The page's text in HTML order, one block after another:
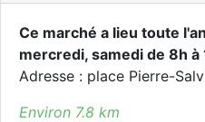
Ce marché a lieu toute
mercredi, samedi de 8h à
Adresse : place Pierre-
Environ 7.8 km